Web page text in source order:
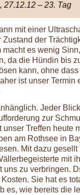
27.12.12 – 23. Tag
mit einer
Zustand der
macht es wenig
da die Hündin bis
kann, ohne
ist unser Termin
Jeder
zur
unser Treffen heute
am Rothsee in
Mit dazu gesellt
mit
uns zu verbringen.
Sie hat es
es, wie bereits die